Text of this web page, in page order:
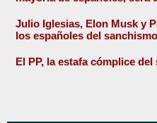
Julio Iglesias, Elon Musk y
los españoles del sanchismo
El PP, la estafa cómplice